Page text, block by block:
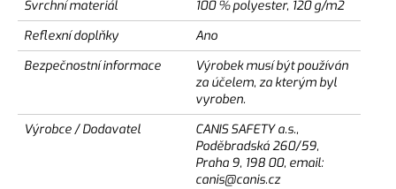
Svrchní materiál
100 % polyester, 120 g/m2
Reflexní doplňky
Ano
Bezpečnostní informace
Výrobek musí být používán
za účelem, za kterým byl
vyroben.
Výrobce / Dodavatel
CANIS SAFETY a.s.,
Poděbradská 260/59,
Praha 9, 198 00, email:
canis@canis.cz